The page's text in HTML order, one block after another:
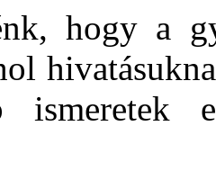
hogy a
ismeretek